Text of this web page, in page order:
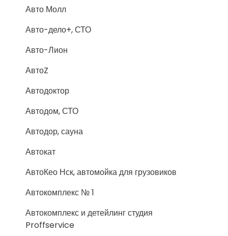
Авто Молл
Авто-дело+, СТО
Авто-Лион
АвтоZ
Автодоктор
Автодом, СТО
Автодор, сауна
Автокат
АвтоКео Нск, автомойка для грузовиков
Автокомплекс № 1
Автокомплекс и детейлинг студия
Proffservice